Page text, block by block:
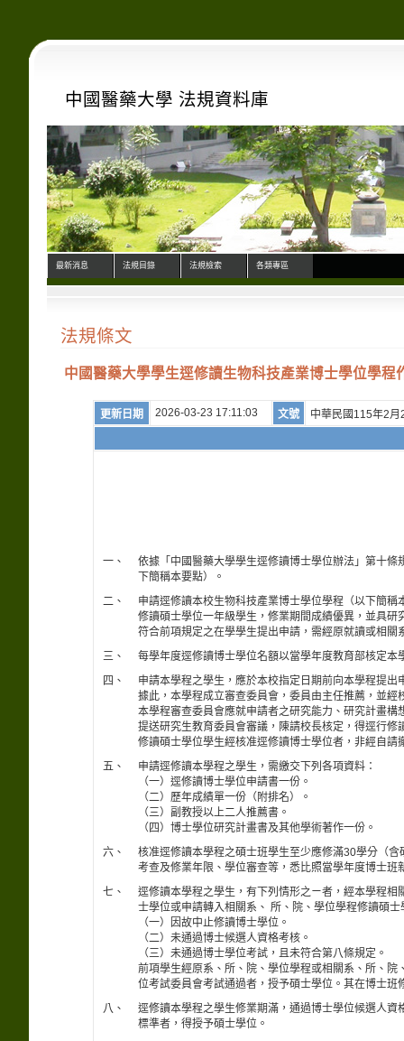
中國醫藥大學 法規資料庫
最新消息 法規目錄 法規檢索 各類專區
法規條文
中國醫藥大學學生逕修讀生物科技產業博士學位學程
更新日期 2026-03-23 17:11:03 文號 中華民國115年2
一、
依據「中國醫藥大學學生逕修讀博士學位辦法」第十
下簡稱本要點）。
二、
申請逕修讀本校生物科技產業博士學位學程（以下簡稱
修讀碩士學位一年級學生，修業期間成績優異，並具研
符合前項規定之在學學生提出申請，需經原就讀或相
三、
每學年度逕修讀博士學位名額以當學年度教育部核定本
四、
申請本學程之學生，應於本校指定日期前向本學程提出
據此，本學程成立審查委員會，委員由主任推薦，並經
本學程審查委員會應就申請者之研究能力、研究計畫
提送研究生教育委員會審議，陳請校長核定，得逕行
修讀碩士學位學生經核准逕修讀博士學位者，非經自
五、
申請逕修讀本學程之學生，需繳交下列各項資料：
（一）逕修讀博士學位申請書一份。
（二）歷年成績單一份（附排名）。
（三）副教授以上二人推薦書。
（四）博士學位研究計畫書及其他學術著作一份。
六、
核准逕修讀本學程之碩士班學生至少應修滿30學分（
考查及修業年限、學位審查等，悉比照當學年度博士班
七、
逕修讀本學程之學生，有下列情形之ㄧ者，經本學程
士學位或申請轉入相關系、 所、院、學位學程修讀碩士
（一）因故中止修讀博士學位。
（二）未通過博士候選人資格考核。
（三）未通過博士學位考試，且未符合第八條規定。
前項學生經原系、所、院、學位學程或相關系、所、
位考試委員會考試通過者，授予碩士學位。其在博士
八、
逕修讀本學程之學生修業期滿，通過博士學位候選人
標準者，得授予碩士學位。